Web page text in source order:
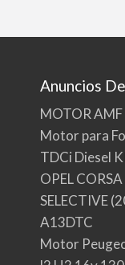
Anuncios
MOTOR
Motor para
TDCi Diesel
OPEL
SELECTIVE
A13DTC
Motor